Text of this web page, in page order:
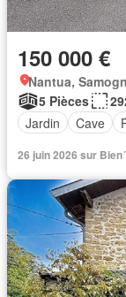
150 000 €
Nantua,
5 Pièces
Jardin
Cave
26 juin 2026 sur